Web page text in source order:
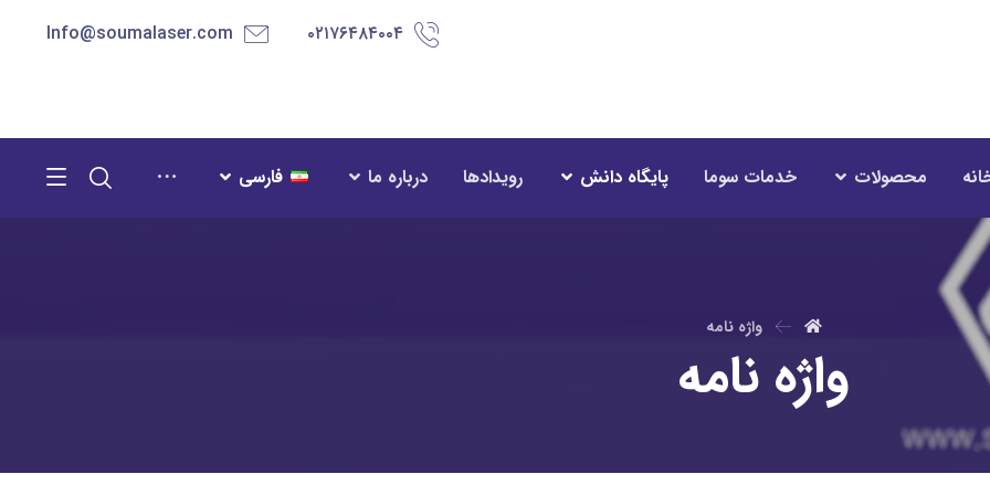
Info@soumalaser.com ۰۲۱۷۶۴۸۴۰۰۴
محصولات خدمات سوما پایگاه دانش رویدادها درباره ما فارسی
واژه نامه
واژه نامه